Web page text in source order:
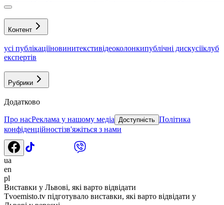
Контент
усі публікаціїновинитекстивідеоколонкипублічні дискусіїклуб
експертів
Рубрики
Додатково
Про насРеклама у нашому медіа Доступність Політика
конфіденційностізв'яжіться з нами
ua
en
pl
Виставки у Львові, які варто відвідати
Tvoemisto.tv підготувало виставки, які варто відвідати у